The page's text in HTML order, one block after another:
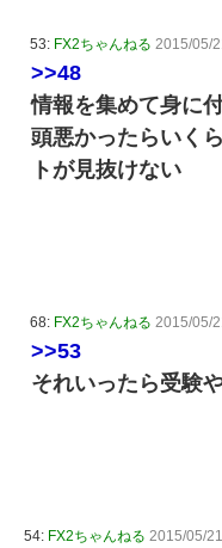
53: FX2ちゃんねる 2015/05/
>>48
情報を集めて身に
頭悪かったらいく
トが見抜けない
68: FX2ちゃんねる 2015/05/
>>53
それいったら受験
54: FX2ちゃんねる 2015/05/